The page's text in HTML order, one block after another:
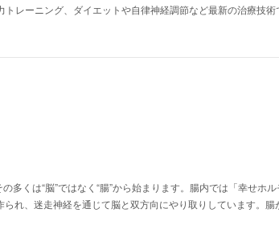
トレーニング、ダイエットや自律神経調節など最新の治療技術
多くは“脳”ではなく“腸”から始まります。腸内では「幸せホル
れ、迷走神経を通じて脳と双方向にやり取りしています。